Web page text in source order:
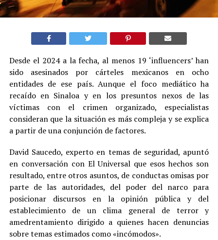
Desde el 2024 a la fecha, al menos 19 ‘influencers’ han
sido asesinados por cárteles mexicanos en ocho
entidades de ese país. Aunque el foco mediático ha
recaído en Sinaloa y en los presuntos nexos de las
víctimas con el crimen organizado, especialistas
consideran que la situación es más compleja y se explica
a partir de una conjunción de factores.
David Saucedo, experto en temas de seguridad, apuntó
en conversación con El Universal que esos hechos son
resultado, entre otros asuntos, de conductas omisas por
parte de las autoridades, del poder del narco para
posicionar discursos en la opinión pública y del
establecimiento de un clima general de terror y
amedrentamiento dirigido a quienes hacen denuncias
sobre temas estimados como «incómodos».